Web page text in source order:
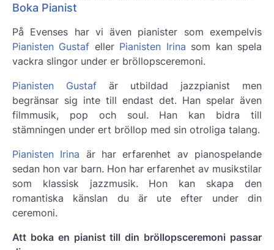
Boka Pianist
På Evenses har vi även pianister som exempelvis
Pianisten Gustaf eller Pianisten Irina som kan spela
vackra slingor under er bröllopsceremoni.
Pianisten Gustaf är utbildad jazzpianist men
begränsar sig inte till endast det. Han spelar även
filmmusik, pop och soul. Han kan bidra till
stämningen under ert bröllop med sin otroliga talang.
Pianisten Irina är har erfarenhet av pianospelande
sedan hon var barn. Hon har erfarenhet av musikstilar
som klassisk jazzmusik. Hon kan skapa den
romantiska känslan du är ute efter under din
ceremoni.
Att boka en pianist till din bröllopsceremoni passar